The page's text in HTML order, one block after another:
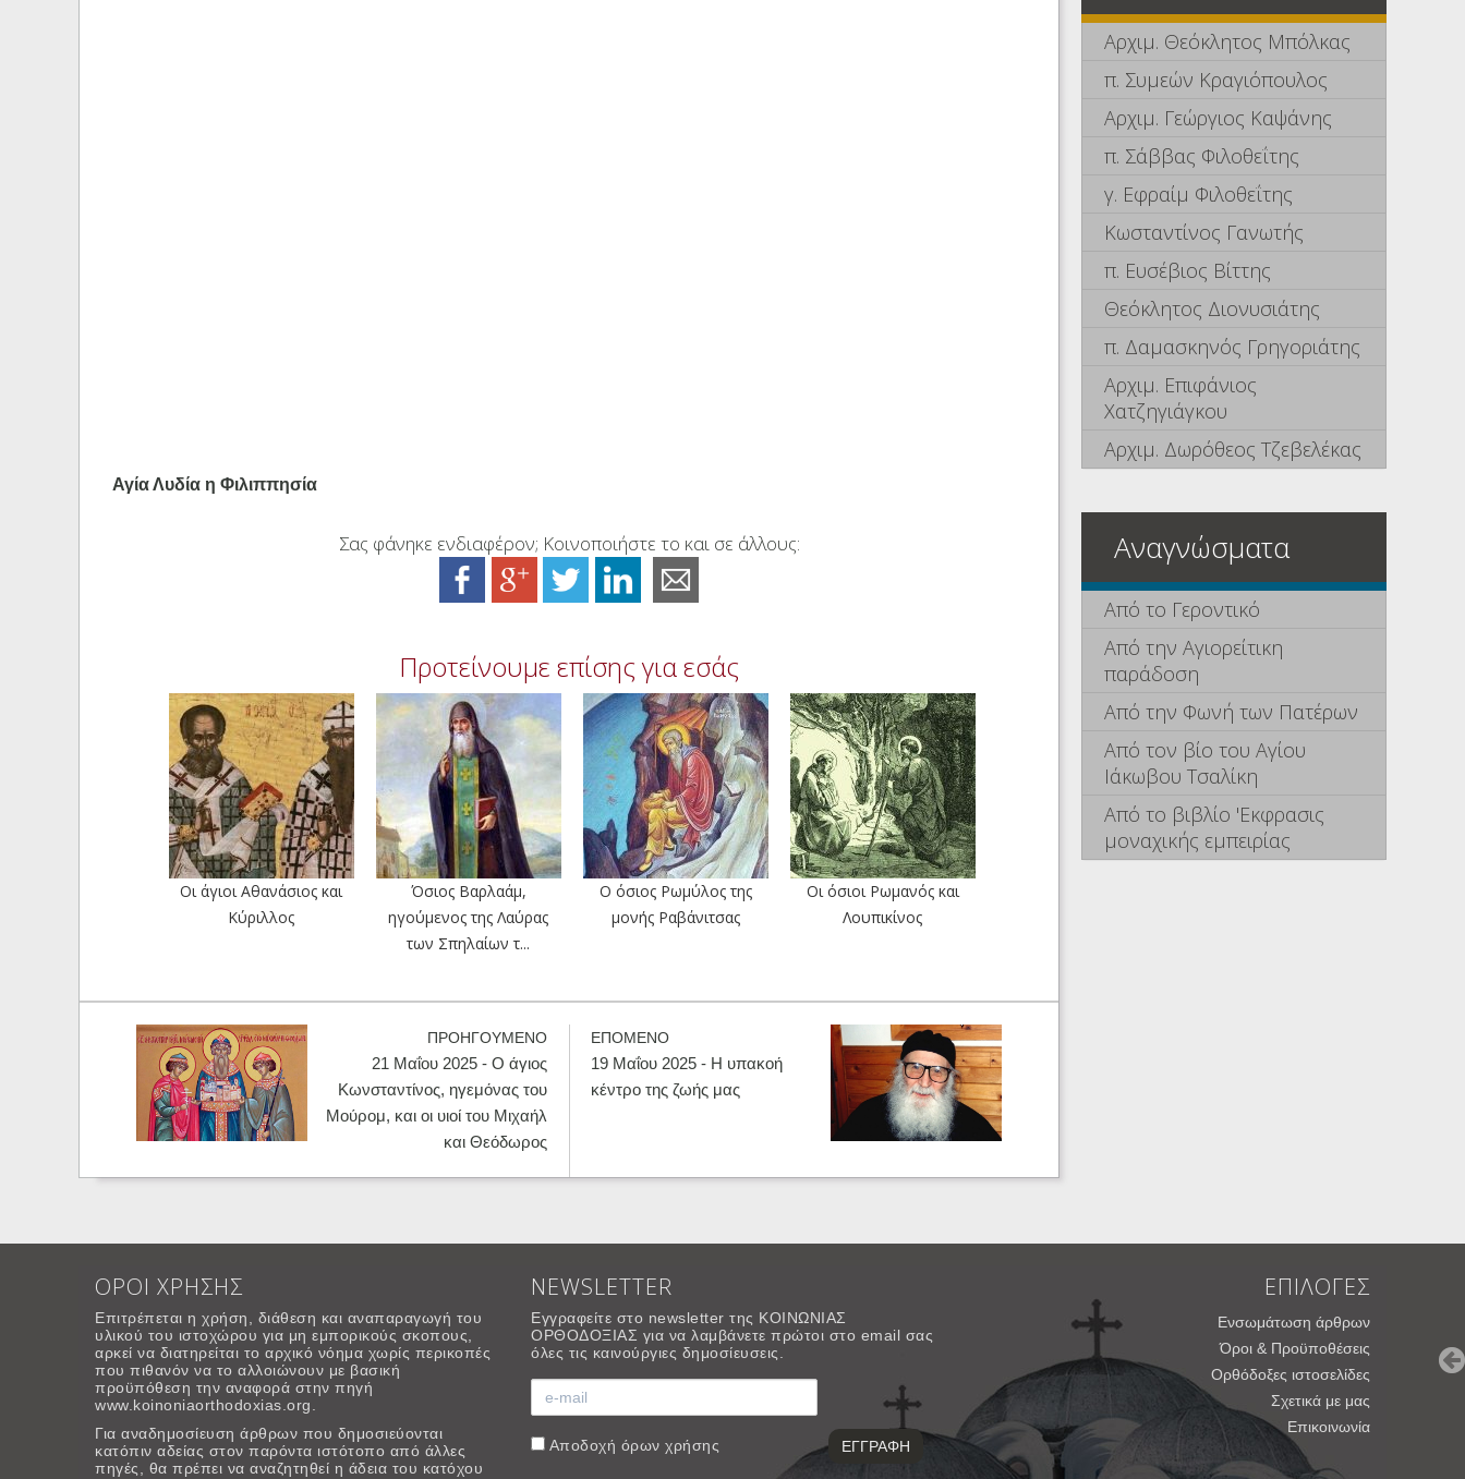
Αγία Λυδία η Φιλιππησία
Σας φάνηκε ενδιαφέρον; Κοινοποιήστε το και σε άλλους:
Προτείνουμε επίσης για εσάς
Οι άγιοι Αθανάσιος και
Κύριλλος
Όσιος Βαρλαάμ,
ηγούμενος της Λαύρας
των Σπηλαίων τ...
Ο όσιος Ρωμύλος της
μονής Ραβάνιτσας
Οι όσιοι Ρωμανός και
Λουπικίνος
ΠΡΟΗΓΟΥΜΕΝΟ
21 Μαΐου 2025 - Ο άγιος
Κωνσταντίνος, ηγεμόνας του
Μούρομ, και οι υιοί του Μιχαήλ
και Θεόδωρος
ΕΠΟΜΕΝΟ
19 Μαΐου 2025 - Η υπακοή
κέντρο της ζωής μας
Αρχιμ. Θεόκλητος Μπόλκας
π. Συμεών Κραγιόπουλος
Αρχιμ. Γεώργιος Καψάνης
π. Σάββας Φιλοθεΐτης
γ. Εφραίμ Φιλοθεΐτης
Κωσταντίνος Γανωτής
π. Ευσέβιος Βίττης
Θεόκλητος Διονυσιάτης
π. Δαμασκηνός Γρηγοριάτης
Αρχιμ. Επιφάνιος
Χατζηγιάγκου
Αρχιμ. Δωρόθεος Τζεβελέκας
Αναγνώσματα
Από το Γεροντικό
Από την Αγιορείτικη
παράδοση
Από την Φωνή των Πατέρων
Από τον βίο του Αγίου
Ιάκωβου Τσαλίκη
Από το βιβλίο 'Εκφρασις
μοναχικής εμπειρίας
ΟΡΟΙ ΧΡΗΣΗΣ
Επιτρέπεται η χρήση, διάθεση και αναπαραγωγή του
υλικού του ιστοχώρου για μη εμπορικούς σκοπους,
αρκεί να διατηρείται το αρχικό νόημα χωρίς περικοπές
που πιθανόν να το αλλοιώνουν με βασική
προϋπόθεση την αναφορά στην πηγή
www.koinoniaorthodoxias.org.
Για αναδημοσίευση άρθρων που δημοσιεύονται
κατόπιν αδείας στον παρόντα ιστότοπο από άλλες
πηγές, θα πρέπει να αναζητηθεί η άδεια του κατόχου
NEWSLETTER
Εγγραφείτε στο newsletter της ΚΟΙΝΩΝΙΑΣ
ΟΡΘΟΔΟΞΙΑΣ για να λαμβάνετε πρώτοι στο email σας
όλες τις καινούργιες δημοσίευσεις.
Αποδοχή όρων χρήσης
ΕΠΙΛΟΓΕΣ
Ενσωμάτωση άρθρων
Όροι & Προϋποθέσεις
Ορθόδοξες ιστοσελίδες
Σχετικά με μας
Επικοινωνία